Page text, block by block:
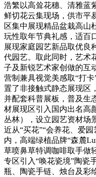
浩繁以高耸花穗、清雅蓝
鲜切花云集现场，供市平
区集中展现精品盆栽高山
玩性取年节典礼感，适百
展现家庭园艺新品取优良
代园艺。取此同时，艺术
子及新锐艺术家创做的互
营制兼具视觉美感取“打
置了非接触式静态展现区
并配套科普展板，普及生
材展现区引入国内出名高
丛林），设立园艺资材场
近从“买花”“会养花、爱
内，高端绿植品牌“森麓
草喷鼻草特调咖啡取手做
专区引入“唤花瓷境”陶瓷
瓶、陶瓷手链、烛台及彩